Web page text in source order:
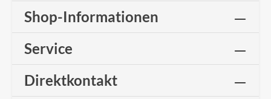
Shop-Informationen
Service
Direktkontakt